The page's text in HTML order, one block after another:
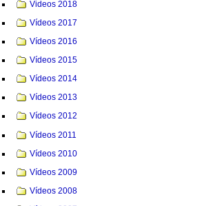
Videos 2018
Vídeos 2017
Vídeos 2016
Vídeos 2015
Vídeos 2014
Vídeos 2013
Vídeos 2012
Vídeos 2011
Vídeos 2010
Vídeos 2009
Vídeos 2008